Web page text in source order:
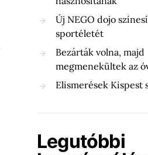
Új NEGO dojo
sportéletét
Bezárták volna, majd
megmenekültek az
Elismerések Kispest
Legutóbbi